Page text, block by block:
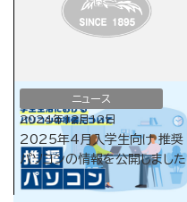
ニュース
2024年12月12日
2025年4月入学生向け 推奨
パソコンの情報を公開しました